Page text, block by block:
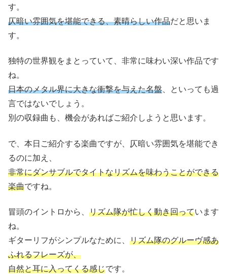
す。
仄暗い雰囲気を堪能できる、素晴らしい作品だと思いま
す。
独特の世界観をまとっていて、非常に味わい深い作品です
ね。
日本のメタル界に大きな衝撃を与えた名盤 、といっても過
言ではないでしょう。
別の収録曲も、機会があればご紹介しようと思います。
で、本日ご紹介する楽曲ですが、仄暗い雰囲気を堪能でき
るのに加え、
非常にダンサブルでタイトなリズムを味わうことができる
楽曲ですね。
冒頭のイントロから、 リズム隊が忙しく動き回っています
ね。
ギターリフがシンプルなために、 リズム隊のグルーヴ感あ
ふれるフレーズが、
自然と耳に入ってくる感じです。